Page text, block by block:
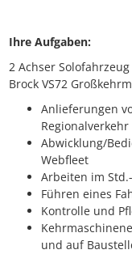
Ihre Aufgaben:
2 Achser
Brock VS72
Anlieferungen
Regionalverkehr
Abwicklung/
Webfleet
Arbeiten im
Führen eines
Kontrolle und
und auf